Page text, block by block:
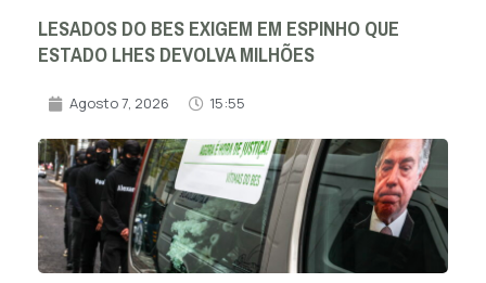
LESADOS DO BES EXIGEM EM ESPINHO QUE
ESTADO LHES DEVOLVA MILHÕES
Agosto 7, 2026 15:55